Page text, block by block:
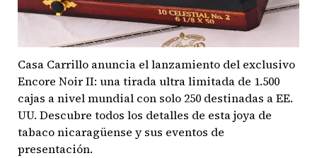
Casa Carrillo anuncia el lanzamiento del exclusivo
Encore Noir II: una tirada ultra limitada de 1.500
cajas a nivel mundial con solo 250 destinadas a EE.
UU. Descubre todos los detalles de esta joya de
tabaco nicaragüense y sus eventos de
presentación.